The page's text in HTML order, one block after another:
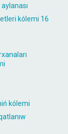
kólemi 16
kólemi